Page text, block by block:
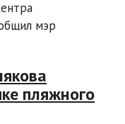
мэр
пляжного